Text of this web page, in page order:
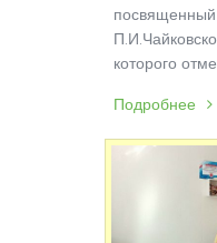
посвященный
которого
Подробнее